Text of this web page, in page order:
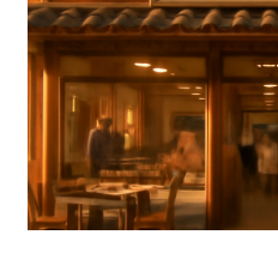
대출 자동차 취미 여행
종교 사회 정치 건강
외국어 교육 교통